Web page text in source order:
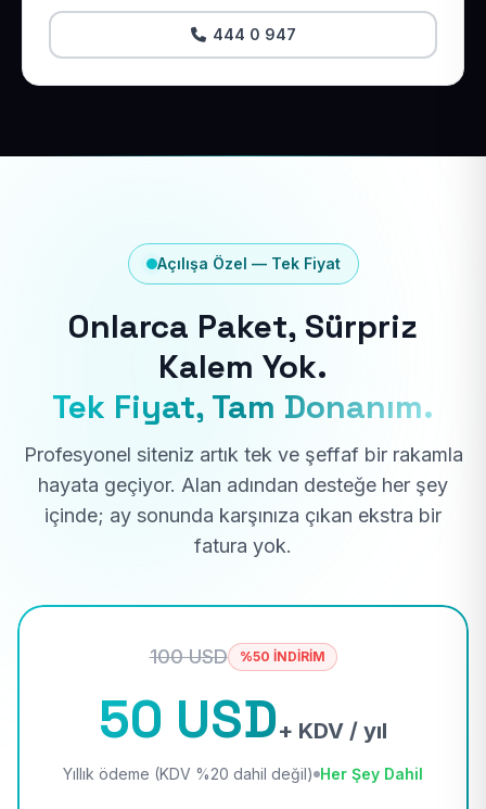
444 0 947
Açılışa Özel — Tek Fiyat
Onlarca Paket, Sürpriz
Kalem Yok.
Tek Fiyat, Tam Donanım.
Profesyonel siteniz artık tek ve şeffaf bir rakamla
hayata geçiyor. Alan adından desteğe her şey
içinde; ay sonunda karşınıza çıkan ekstra bir
fatura yok.
100 USD %50 İNDİRİM
50 USD+ KDV / yıl
Yıllık ödeme (KDV %20 dahil değil) Her Şey Dahil